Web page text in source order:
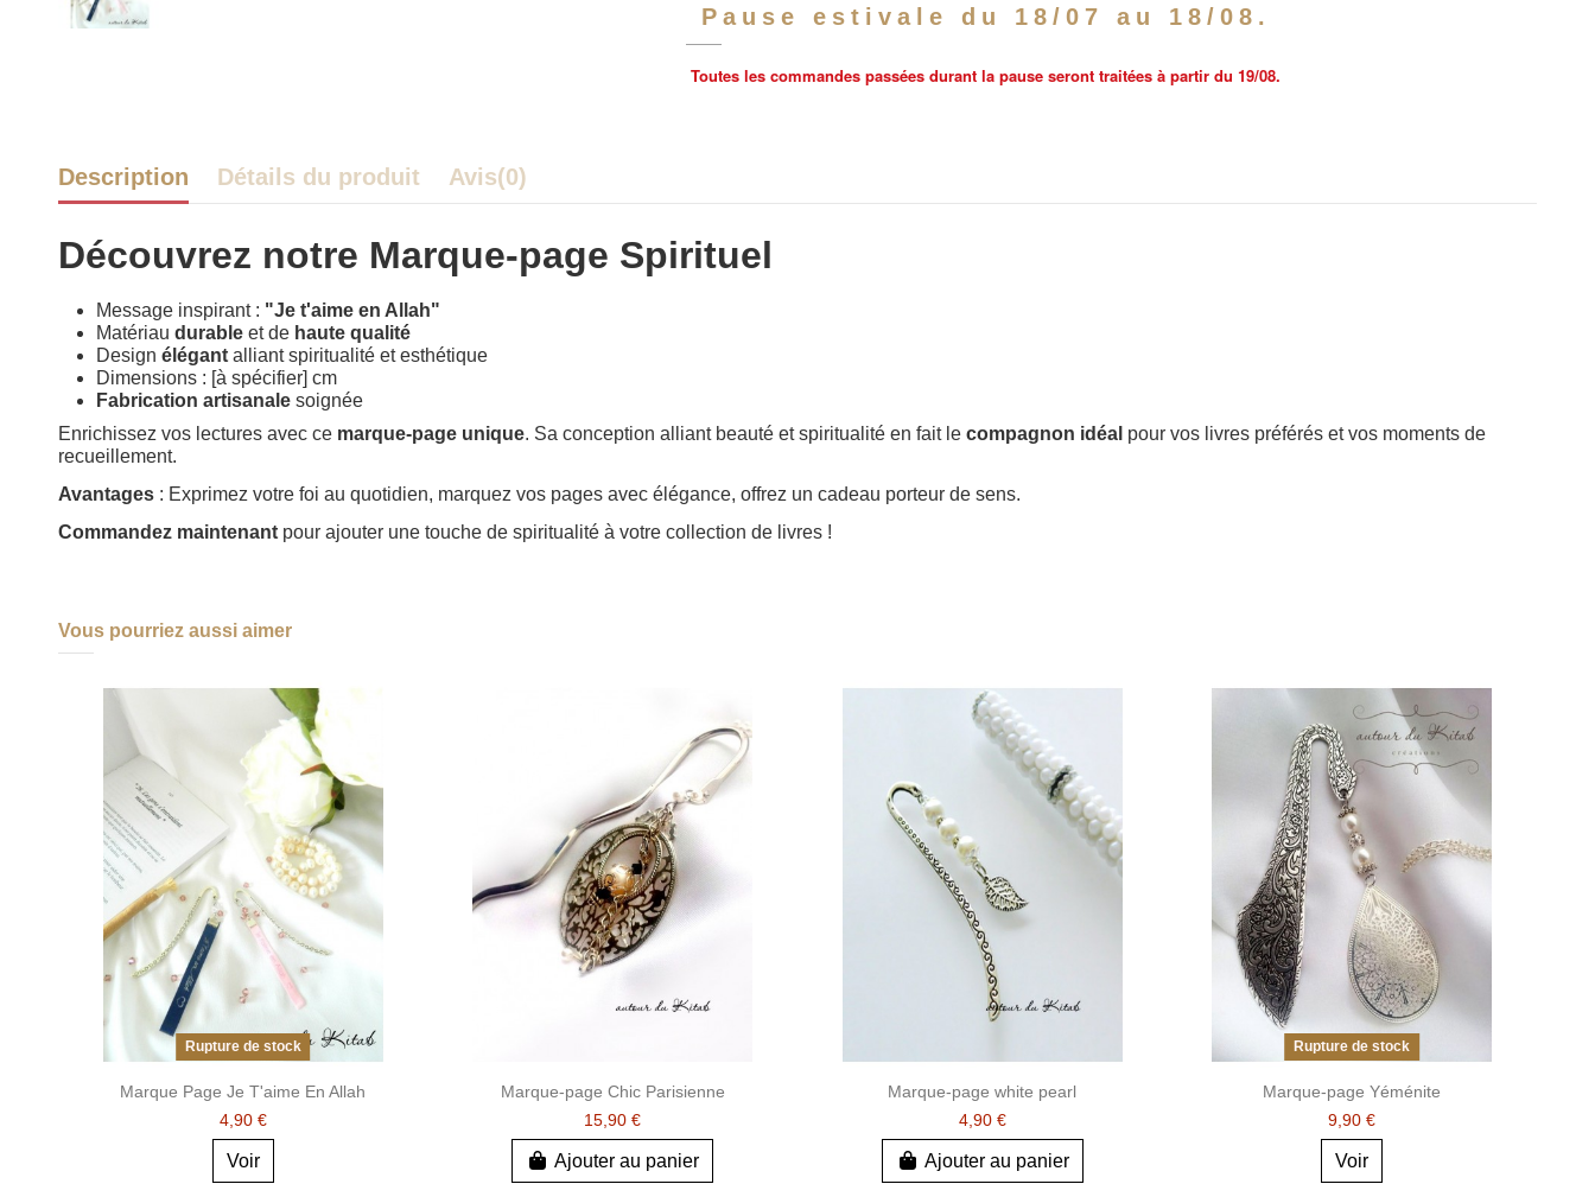
Pause estivale du 18/07 au 18/08.
Toutes les commandes passées durant la pause seront traitées à partir du 19/08.
Description Détails du produit Avis(0)
Découvrez notre Marque-page Spirituel
Message inspirant : "Je t'aime en Allah"
Matériau durable et de haute qualité
Design élégant alliant spiritualité et esthétique
Dimensions : [à spécifier] cm
Fabrication artisanale soignée
Enrichissez vos lectures avec ce marque-page unique. Sa conception alliant beauté et spiritualité en fait le compagnon idéal pour vos livres préférés et vos moments de
recueillement.
Avantages : Exprimez votre foi au quotidien, marquez vos pages avec élégance, offrez un cadeau porteur de sens.
Commandez maintenant pour ajouter une touche de spiritualité à votre collection de livres !
Vous pourriez aussi aimer
Rupture de stock
Marque Page Je T'aime En Allah
4,90 €
Voir
Marque-page Chic Parisienne
15,90 €
Ajouter au panier
Marque-page white pearl
4,90 €
Ajouter au panier
Rupture de stock
Marque-page Yéménite
9,90 €
Voir